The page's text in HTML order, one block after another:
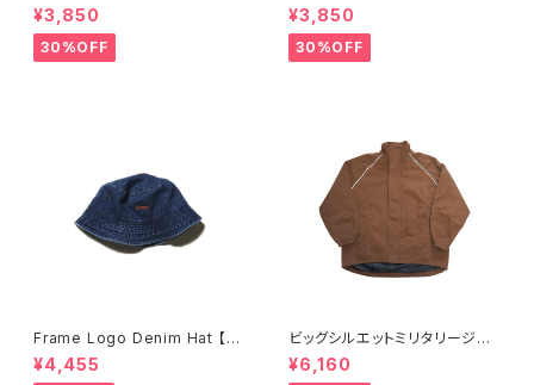
¥3,850
30%OFF
¥3,850
30%OFF
Frame Logo Denim Hat 【Fr
ame】
¥4,455
ビッグシルエットミリタリージャ
ケット
¥6,160